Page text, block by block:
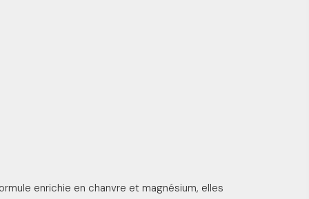
enrichie en chanvre et magnésium, elles